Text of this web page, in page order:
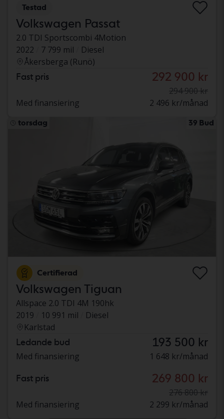
Testad
Volkswagen Passat
2.0 TDI Sportscombi 4Motion
2022
7 799 mil
Diesel
Åkersberga (Runö)
Fast pris 292 900 kr
294 900 kr
Med finansiering
2 496 kr/månad
torsdag 39 Bud
Certifierad
Volkswagen Tiguan
Allspace 2.0 TDI 4M 190hk
2019
10 991 mil
Diesel
Karlstad
Ledande bud 193 500 kr
Med finansiering 1 648 kr/månad
Fast pris 269 800 kr
276 800 kr
Med finansiering
2 299 kr/månad